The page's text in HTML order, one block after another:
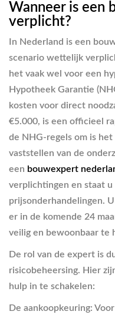
Wanneer is een
verplicht?
In Nederland is een
scenario wettelijk
het vaak wel voor een
Hypotheek Garantie
kosten voor direct
€5.000, is een officieel
de NHG-regels om is
vaststellen van de
een bouwexpert
verplichtingen en staat
prijsonderhandelingen.
er in de komende 24
veilig en bewoonbaar te
De rol van de expert is
risicobeheersing. Hier
hulp in te schakelen:
De aankoopkeuring: